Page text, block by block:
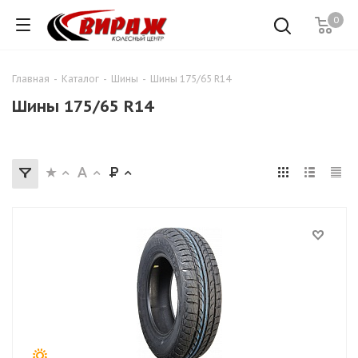
0
Главная - Каталог - Шины - Шины 175/65 R14
Шины 175/65 R14